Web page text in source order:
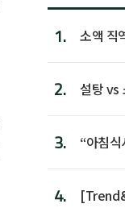
1.
소액 직
2. 설탕 vs
3.
“아침
4.